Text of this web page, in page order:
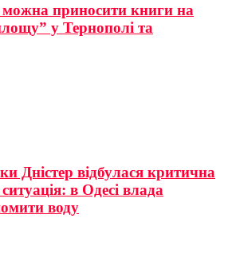
можна приносити книги на
у Тернополі та
Дністер відбулася критична
в Одесі влада
воду